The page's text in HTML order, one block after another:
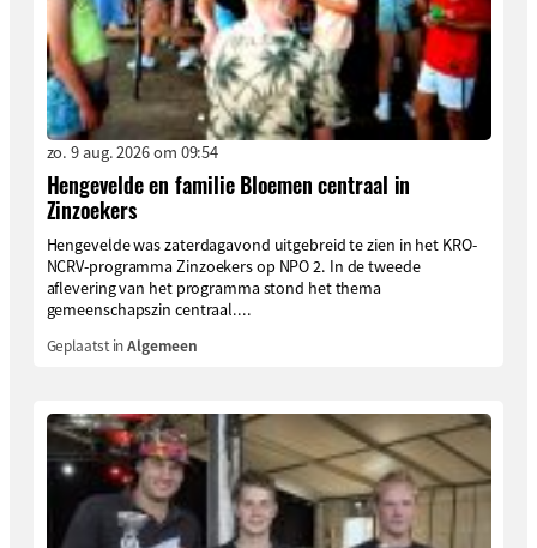
zo. 9 aug. 2026 om 09:54
Hengevelde en familie Bloemen centraal in
Zinzoekers
Hengevelde was zaterdagavond uitgebreid te zien in het KRO-
NCRV-programma Zinzoekers op NPO 2. In de tweede
aflevering van het programma stond het thema
gemeenschapszin centraal....
Geplaatst inAlgemeen